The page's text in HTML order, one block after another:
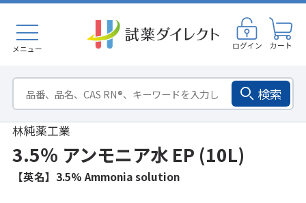
メニュー ログイン カート
検索
林純薬工業
3.5％ アンモニア水 EP (10L)
【英名】3.5% Ammonia solution